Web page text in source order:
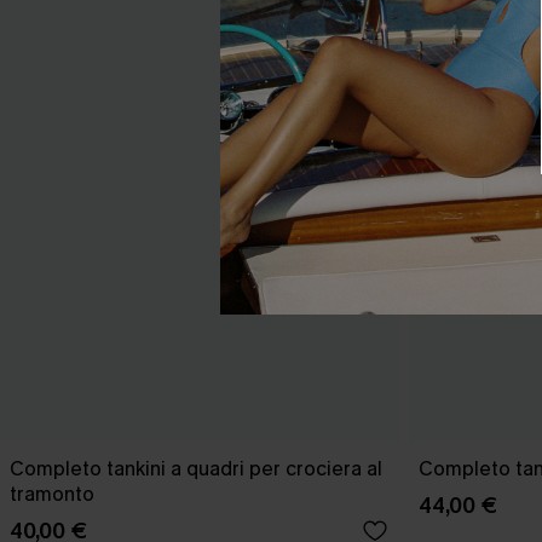
Completo tankini a quadri per crociera al
tramonto
40,00 €
Completo
44,00 €